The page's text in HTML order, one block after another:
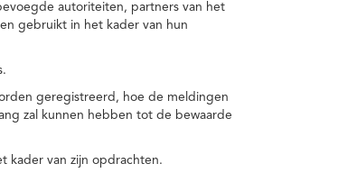
autoriteiten, partners van het
gebruikt in het kader van hun
geregistreerd, hoe de meldingen
zal kunnen hebben tot de bewaarde
kader van zijn opdrachten.